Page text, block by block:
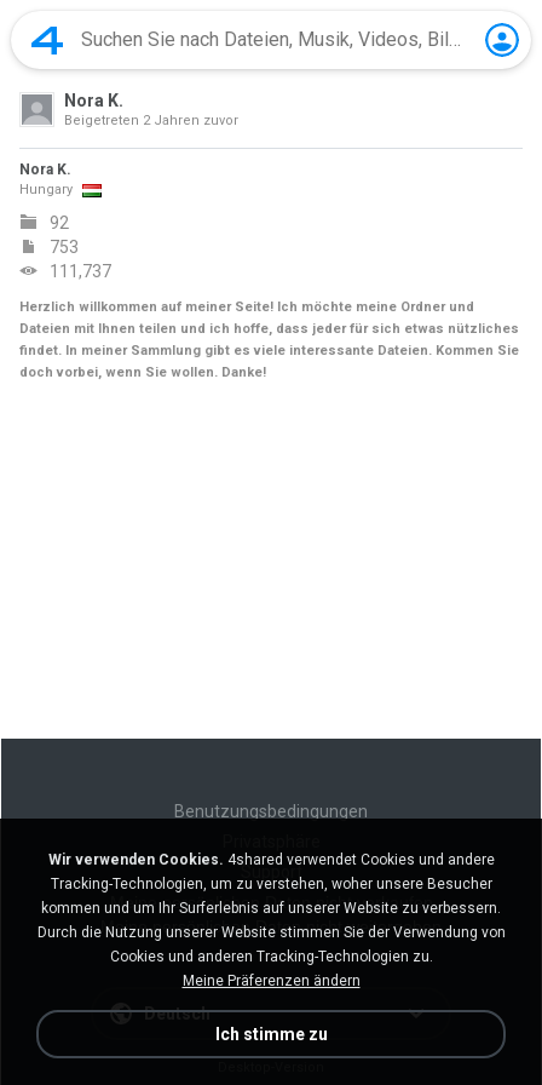
Nora K.
Beigetreten 2 Jahren zuvor
Nora K.
Hungary
92
753
111,737
Herzlich willkommen auf meiner Seite! Ich möchte meine Ordner und
Dateien mit Ihnen teilen und ich hoffe, dass jeder für sich etwas nützliches
findet. In meiner Sammlung gibt es viele interessante Dateien. Kommen Sie
doch vorbei, wenn Sie wollen. Danke!
Benutzungsbedingungen
Meine persönlichen Daten nicht verkaufen
Meine persönlichen Daten nicht weitergeben
Deutsch
Wir verwenden Cookies. 4shared verwendet Cookies und andere
Tracking-Technologien, um zu verstehen, woher unsere Besucher
kommen und um Ihr Surferlebnis auf unserer Website zu verbessern.
Durch die Nutzung unserer Website stimmen Sie der Verwendung von
Cookies und anderen Tracking-Technologien zu.
Meine Präferenzen ändern
Ich stimme zu